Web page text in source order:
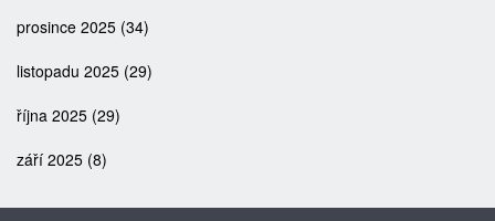
prosince 2025 (34)
listopadu 2025 (29)
října 2025 (29)
září 2025 (8)